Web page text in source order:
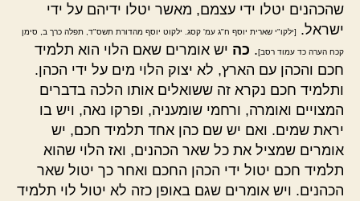
שהכהנים יטלו ידי עצמם, מאשר יטלו ידיהם על ידי
ישראל.
[ילקו"י שארית יוסף ח"ג עמ' קסג. ילקוט יוסף מהדורת תשס"ד, תפלה כרך ב, סימן
קכח הערה כד עמוד רסב]. כה יש אומרים שאם הלוי הוא תלמיד
חכם והכהן עם הארץ, לא יצוק הלוי מים על ידי הכהן.
ותלמיד חכם נקרא זה ששואלים אותו הלכה בדברים
המצויים ואומרה, ורחמי שומעניה, ופרקו נאה, ויש בו
יראת שמים. ואם יש שם כהן אחד תלמיד חכם, יש
אומרים שמציל את כל שאר הכהנים, ואז הלוי שהוא
תלמיד חכם יטול ידי הכהן החכם ואחר כך יטול שאר
הכהנים. ויש אומרים שגם באופן כזה לא יטול לוי תלמיד